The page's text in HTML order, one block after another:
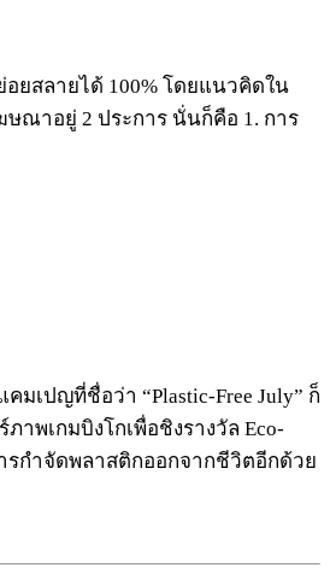
ยสลายได้ 100% โดยแนวคิดใน
ณาอยู่ 2 ประการ นั่นก็คือ 1. การ
เปญที่ชื่อว่า “Plastic-Free July” ก็
พเกมบิงโกเพื่อชิงรางวัล Eco-
รกำจัดพลาสติกออกจากชีวิตอีกด้วย